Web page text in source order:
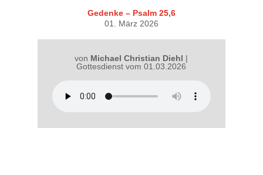
Gedenke – Psalm 25,6
01. März 2026
von Michael Christian Diehl |
Gottesdienst vom 01.03.2026